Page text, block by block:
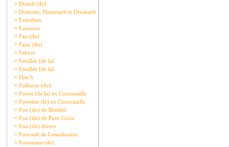
¤ Duault (de)
¤ Dymoen, Dimanach et Divanach
¤ Ernothon
¤ Euzenou
¤ Fao (du)
¤ Faou (du)
¤ Febvre
¤ Feuillée (de la)
¤ Feuillée (de la)
¤ Floc'h
¤ Follezou (du)
¤ Forest (de la) en Cornouaille
¤ Forestier (le) en Cornouaille
¤ Fou (du) de Bezidel
¤ Fou (du) de Pont-Croix
¤ Fou (du) divers
¤ Foucault de Lesoulouarn
¤ Fouesnant (de)